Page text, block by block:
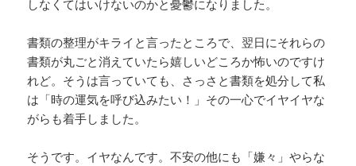
しなくてはいけないのかと憂鬱になりました。
書類の整理がキライと言ったところで、翌日にそれらの
書類が丸ごと消えていたら嬉しいどころか怖いのですけ
れど。そうは言っていても、さっさと書類を処分して私
は「時の運気を呼び込みたい！」その一心でイヤイヤな
がらも着手しました。
そうです。イヤなんです。不安の他にも「嫌々」やらな